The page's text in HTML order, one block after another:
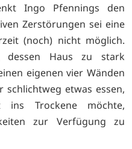
Ingo Pfennings den
Zerstörungen sei eine
(noch) nicht möglich.
dessen Haus zu stark
eigenen vier Wänden
etwas essen,
Trockene möchte,
zur Verfügung zu